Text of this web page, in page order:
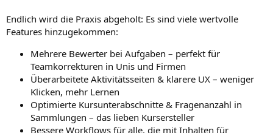
Endlich wird die Praxis abgeholt: Es sind viele wertvolle
Features hinzugekommen:
Mehrere Bewerter bei Aufgaben – perfekt für
Teamkorrekturen in Unis und Firmen
Überarbeitete Aktivitätsseiten & klarere UX – weniger
Klicken, mehr Lernen
Optimierte Kursunterabschnitte & Fragenanzahl in
Sammlungen – das lieben Kursersteller
Bessere Workflows für alle, die mit Inhalten für